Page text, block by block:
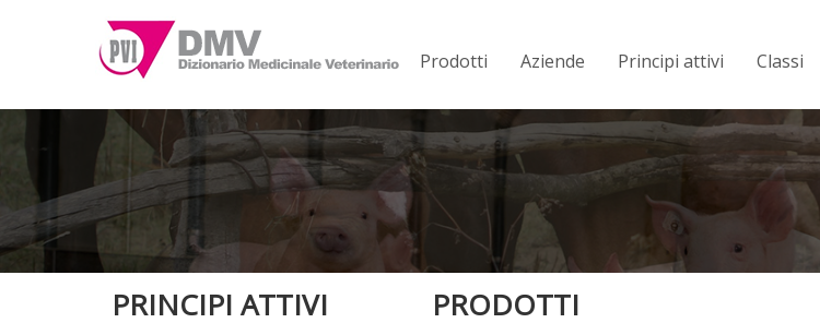
Prodotti Aziende Principi attivi Classi
PRINCIPI ATTIVI PRODOTTI